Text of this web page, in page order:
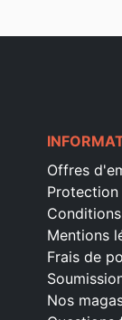
Offres
Protection
Mentions
Frais de
Nos